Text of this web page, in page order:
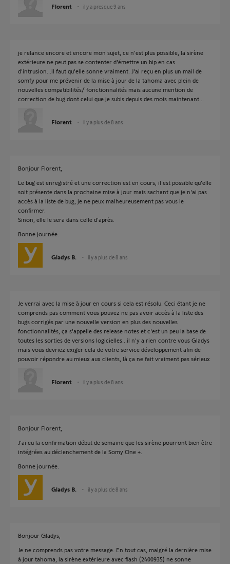
Florent il y a presque 9 ans
je relance encore et encore mon sujet, ce n'est plus possible, la sirène
extérieure ne peut pas se contenter d'émettre un bip en cas
d'intrusion...il faut qu'elle sonne vraiment. J'ai reçu en plus un mail de
somfy pour me prévenir de la mise à jour de la tahoma avec plein de
nouvelles compatibilités/ fonctionnalités mais aucune mention de
correction de bug dont celui que je subis depuis des mois maintenant...
Florent il y a plus de 8 ans
Bonjour Florent,
Le bug est enregistré et une correction est en cours, il est possible qu'elle
soit présente dans la prochaine mise à jour mais sachant que je n'ai pas
accès à la liste de bug, je ne peux malheureusement pas vous le
confirmer.
Sinon, elle le sera dans celle d'après.
Bonne journée.
Gladys B. il y a plus de 8 ans
Je verrai avec la mise à jour en cours si cela est résolu. Ceci étant je ne
comprends pas comment vous pouvez ne pas avoir accès à la liste des
bugs corrigés par une nouvelle version en plus des nouvelles
fonctionnalités, ça s'appelle des release notes et c'est un peu la base de
toutes les sorties de versions logicielles...il n'y a rien contre vous Gladys
mais vous devriez exiger cela de votre service développement afin de
pouvoir répondre au mieux aux clients, là ça ne fait vraiment pas sérieux
Florent il y a plus de 8 ans
Bonjour Florent,
J'ai eu la confirmation début de semaine que les sirène pourront bien être
intégrées au déclenchement de la Somy One +.
Bonne journée.
Gladys B. il y a plus de 8 ans
Bonjour Gladys,
Je ne comprends pas votre message. En tout cas, malgré la dernière mise
à jour tahoma, la sirène extérieure avec flash (2400935) ne sonne